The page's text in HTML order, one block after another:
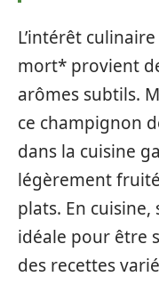
L’intérêt
mort* provient
arômes subtils.
ce champignon
dans la cuisine
légèrement
plats. En
idéale pour être
des recettes